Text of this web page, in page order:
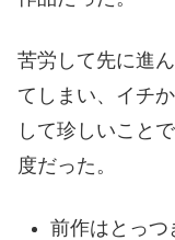
苦労して先に進
てしまい、イチ
して珍しいこと
度だった。
前作はとっつ